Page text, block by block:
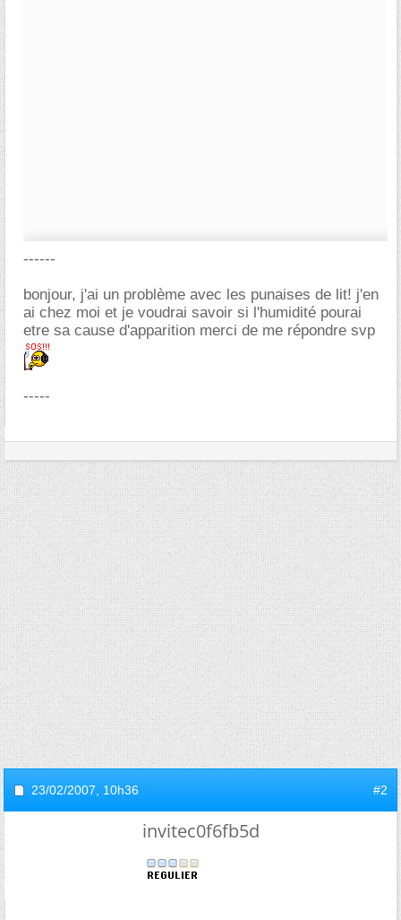
------
bonjour, j'ai un problème avec les punaises de lit! j'en
ai chez moi et je voudrai savoir si l'humidité pourai
etre sa cause d'apparition merci de me répondre svp
-----
23/02/2007, 10h36 #2
invitec0f6fb5d